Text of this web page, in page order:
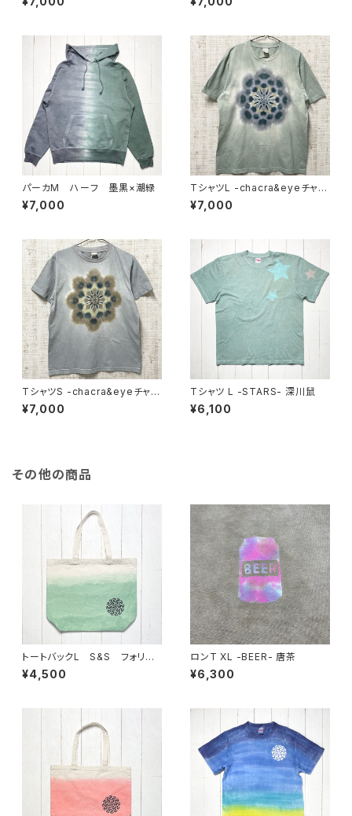
パーカM ハーフ 墨黒×潮緑
¥7,000
TシャツL -chacra&eyeチャク
ラアイ- 青白磁
¥7,000
TシャツS -chacra&eyeチャク
ラアイ- グレー
¥7,000
Tシャツ L -STARS- 深川鼠
¥6,100
その他の商品
トートバックL S&S フォリッ
ジグリーン
¥4,500
ロンT XL -BEER- 唐茶
¥6,300